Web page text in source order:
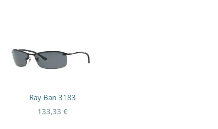
Ray Ban 3183
133,33 €